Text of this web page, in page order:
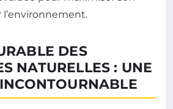
DES
NATURELLES : UNE